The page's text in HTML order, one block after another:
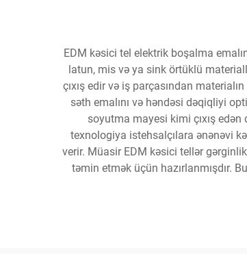
EDM kəsici tel elektrik boşalma
latun, mis və ya sink örtüklü
çıxış edir və iş parçasından
səth emalını və həndəsi dəqiqliyi
soyutma mayesi kimi çıxış edən
texnologiya istehsalçılara ənənəvi
verir. Müasir EDM kəsici tellər
təmin etmək üçün hazırlanmışdır.